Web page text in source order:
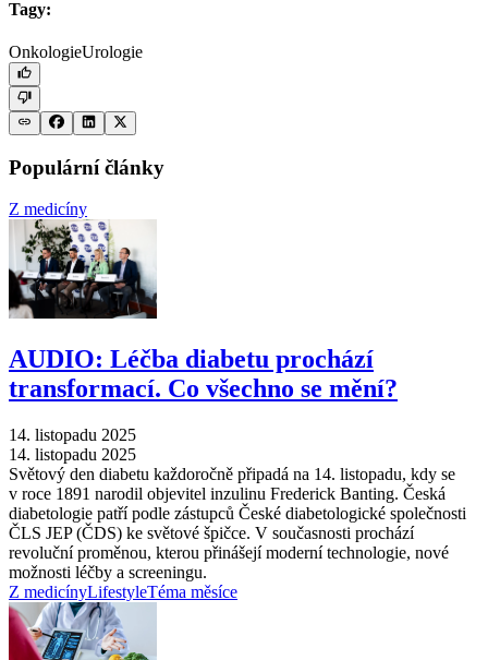
Tagy:
OnkologieUrologie
Populární články
Z medicíny
AUDIO: Léčba diabetu prochází
transformací. Co všechno se mění?
14. listopadu 2025
14. listopadu 2025
Světový den diabetu každoročně připadá na 14. listopadu, kdy se
v roce 1891 narodil objevitel inzulinu Frederick Banting. Česká
diabetologie patří podle zástupců České diabetologické společnosti
ČLS JEP (ČDS) ke světové špičce. V současnosti prochází
revoluční proměnou, kterou přinášejí moderní technologie, nové
možnosti léčby a screeningu.
Z medicínyLifestyleTéma měsíce